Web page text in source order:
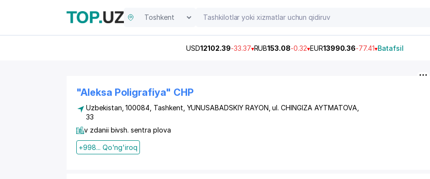
USD12102.39-33.37 RUB153.08-0.32 EUR13990.36-77.41 Batafsil
"Aleksa Poligrafiya" CHP
Uzbekistan, 100084, Tashkent YUNUSABADSKIY RAYON , ul. CHINGIZA AYTMATOVA,
33
v zdanii bivsh. sentra plova
+998... Qo'ng'iroq